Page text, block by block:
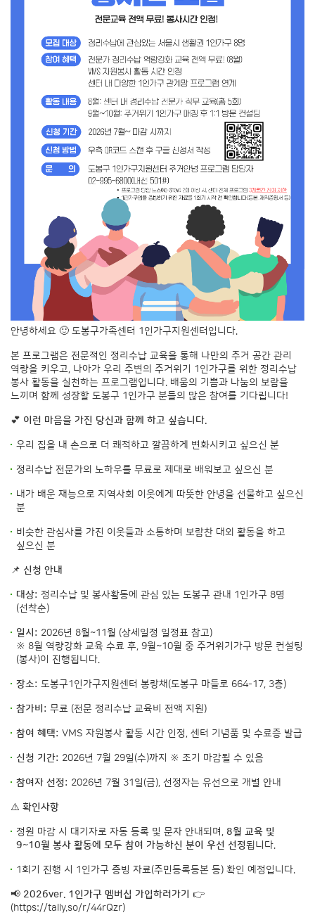
안녕하세요 🙂 도봉구가족센터 1인가구지원센터입니다.
본 프로그램은 전문적인 정리수납 교육을 통해 나만의 주거 공간 관리
역량을 키우고, 나아가 우리 주변의 주거위기 1인가구를 위한 정리수납
봉사 활동을 실천하는 프로그램입니다. 배움의 기쁨과 나눔의 보람을
느끼며 함께 성장할 도봉구 1인가구 분들의 많은 참여를 기다립니다!
💕 이런 마음을 가진 당신과 함께 하고 싶습니다.
우리 집을 내 손으로 더 쾌적하고 깔끔하게 변화시키고 싶으신 분
정리수납 전문가의 노하우를 무료로 제대로 배워보고 싶으신 분
내가 배운 재능으로 지역사회 이웃에게 따뜻한 안녕을 선물하고 싶으신
분
비슷한 관심사를 가진 이웃들과 소통하며 보람찬 대외 활동을 하고
싶으신 분
📌 신청 안내
대상: 정리수납 및 봉사활동에 관심 있는 도봉구 관내 1인가구 8명
(선착순)
일시: 2026년 8월~11월 (상세일정 일정표 참고)
※ 8월 역량강화 교육 수료 후, 9월~10월 중 주거위기가구 방문 컨설팅
(봉사)이 진행됩니다.
장소: 도봉구1인가구지원센터 봉랑채(도봉구 마들로 664-17, 3층)
참가비: 무료 (전문 정리수납 교육비 전액 지원)
참여 혜택: VMS 자원봉사 활동 시간 인정, 센터 기념품 및 수료증 발급
신청 기간: 2026년 7월 29일(수)까지 ※ 조기 마감될 수 있음
참여자 선정: 2026년 7월 31일(금), 선정자는 유선으로 개별 안내
⚠️ 확인사항
정원 마감 시 대기자로 자동 등록 및 문자 안내되며, 8월 교육 및
9~10월 봉사 활동에 모두 참여 가능하신 분이 우선 선정됩니다.
1회기 진행 시 1인가구 증빙 자료(주민등록등본 등) 확인 예정입니다.
📢 2026ver. 1인가구 멤버십 가입하러가기
👉
(https://tally.so/r/44rQzr)